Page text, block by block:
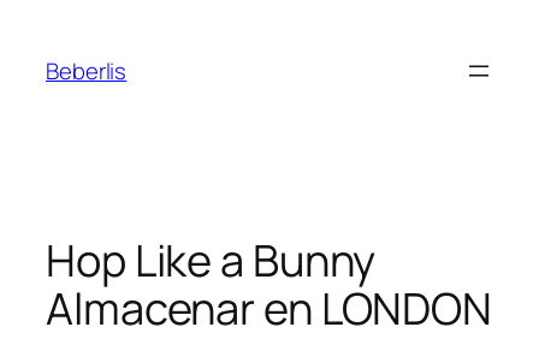
Beberlis
Hop Like a Bunny
Almacenar en LONDON